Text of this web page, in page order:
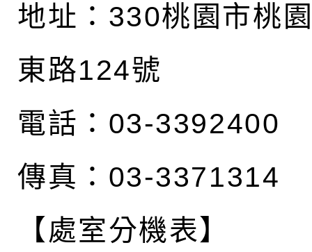
地址： 330桃園市桃
東路124號
電話：03-3392400
傳真：03-3371314
【處室分機表】